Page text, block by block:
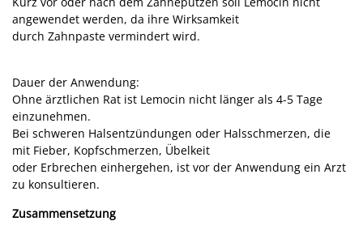
angewendet werden, da ihre Wirksamkeit
durch Zahnpaste vermindert wird.
Dauer der Anwendung:
Ohne ärztlichen Rat ist Lemocin nicht länger als 4-5 Tage
einzunehmen.
Bei schweren Halsentzündungen oder Halsschmerzen, die
mit Fieber, Kopfschmerzen, Übelkeit
oder Erbrechen einhergehen, ist vor der Anwendung ein Arzt
zu konsultieren.
Zusammensetzung